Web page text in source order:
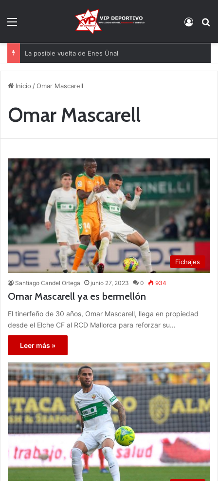
La posible vuelta de Enes Ünal
Inicio /Omar Mascarell
Omar Mascarell
Fichajes
Santiago Candel Ortega junio 27, 2023 0 934
Omar Mascarell ya es bermellón
El tinerfeño de 30 años, Omar Mascarell, llega en propiedad
desde el Elche CF al RCD Mallorca para reforzar su…
Leer más »